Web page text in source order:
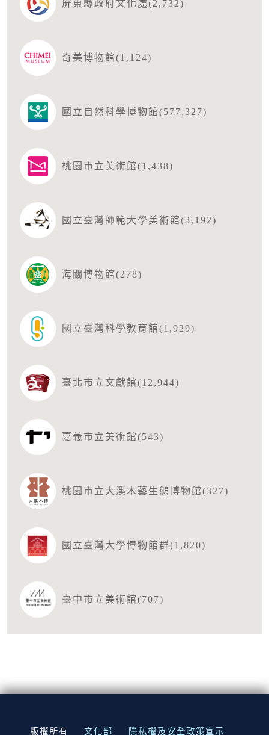
屏東縣政府文化處(2,732)
奇美博物館(1,124)
國立自然科學博物館(577,327)
桃園市立美術館(1,438)
國立臺灣師範大學美術館(3,192)
海關博物館(278)
國立臺灣科學教育館(1,929)
臺北市立文獻館(12,944)
嘉義市立美術館(543)
桃園市立大溪木藝生態博物館(327)
國立臺灣大學博物館群(1,820)
臺中市立美術館(707)
:::
版權所有 文化部 隱私權及安全政策宣示